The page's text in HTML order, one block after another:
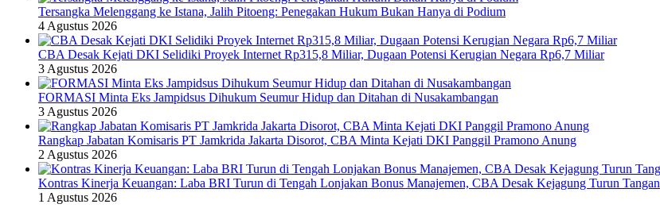
Tersangka Melenggang ke Istana, Jalih Pitoeng: Penegakan Hukum Bukan Hanya di Podium
4 Agustus 2026
CBA Desak Kejati DKI Selidiki Proyek Internet Rp315,8 Miliar, Dugaan Potensi Kerugian Negara Rp6,7 Miliar
3 Agustus 2026
FORMASI Minta Eks Jampidsus Dihukum Seumur Hidup dan Ditahan di Nusakambangan
3 Agustus 2026
Rangkap Jabatan Komisaris PT Jamkrida Jakarta Disorot, CBA Minta Kejati DKI Panggil Pramono Anung
2 Agustus 2026
Kontras Kinerja Keuangan: Laba BRI Turun di Tengah Lonjakan Bonus Manajemen, CBA Desak Kejagung Turun Tangan
1 Agustus 2026